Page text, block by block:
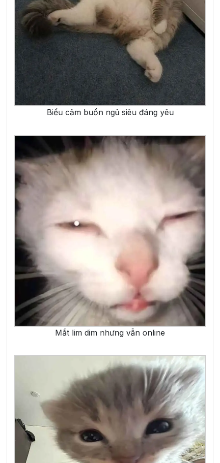
Biểu cảm buồn ngủ siêu đáng yêu
Mắt lim dim nhưng vẫn online